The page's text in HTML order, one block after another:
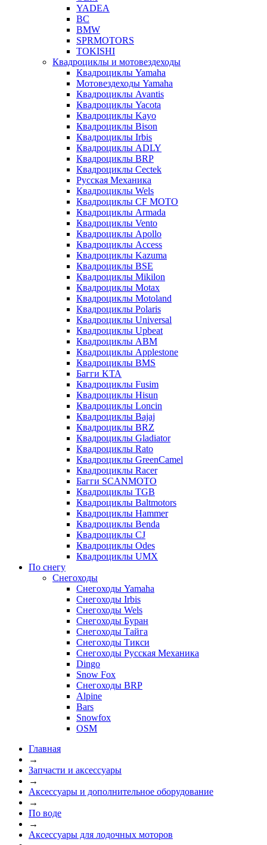
YADEA
BC
BMW
SPRMOTORS
TOKISHI
Квадроциклы и мотовездеходы
Квадроциклы Yamaha
Мотовездеходы Yamaha
Квадроциклы Avantis
Квадроциклы Yacota
Квадроциклы Kayo
Квадроциклы Bison
Квадроциклы Irbis
Квадроциклы ADLY
Квадроциклы BRP
Квадроциклы Cectek
Русская Механика
Квадроциклы Wels
Квадроциклы CF MOTO
Квадроциклы Armada
Квадроциклы Vento
Квадроциклы Apollo
Квадроциклы Access
Квадроциклы Kazuma
Квадроциклы BSE
Квадроциклы Mikilon
Квадроциклы Motax
Квадроциклы Motoland
Квадроциклы Polaris
Квадроциклы Universal
Квадроциклы Upbeat
Квадроциклы ABM
Квадроциклы Applestone
Квадроциклы BMS
Багги KTA
Квадроциклы Fusim
Квадроциклы Hisun
Квадроциклы Loncin
Квадроциклы Bajaj
Квадроциклы BRZ
Квадроциклы Gladiator
Квадроциклы Rato
Квадроциклы GreenCamel
Квадроциклы Racer
Багги SCANMOTO
Квадроциклы TGB
Квадроциклы Baltmotors
Квадроциклы Hammer
Квадроциклы Benda
Квадроциклы CJ
Квадроциклы Odes
Квадроциклы UMX
По снегу
Снегоходы
Снегоходы Yamaha
Снегоходы Irbis
Снегоходы Wels
Снегоходы Буран
Снегоходы Тайга
Снегоходы Тикси
Снегоходы Русская Механика
Dingo
Snow Fox
Снегоходы BRP
Alpine
Bars
Snowfox
OSM
Главная
→
Запчасти и аксессуары
→
Аксессуары и дополнительное оборудование
→
По воде
→
Аксессуары для лодочных моторов